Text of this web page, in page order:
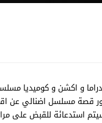
قصة مسلسل اضنالي
استدعائة للقبض على